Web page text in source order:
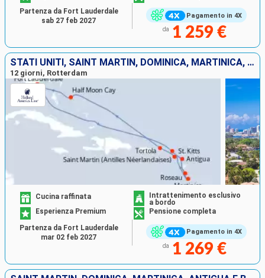
Pagamento in 4X
da 1 259 €
Partenza da Fort Lauderdale
sab 27 feb 2027
STATI UNITI, SAINT MARTIN, DOMINICA, MARTINICA, ANTIGUA E BARBUDA, TORTOLA, BAHAMAS
12 giorni, Rotterdam
Pagamento in 4X
Cucina raffinata
Intrattenimento esclusivo
a bordo
Esperienza Premium
Pensione completa
da 1 269 €
Partenza da Fort Lauderdale
mar 02 feb 2027